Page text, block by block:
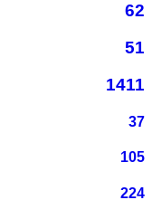
62
51
1411
37
105
224